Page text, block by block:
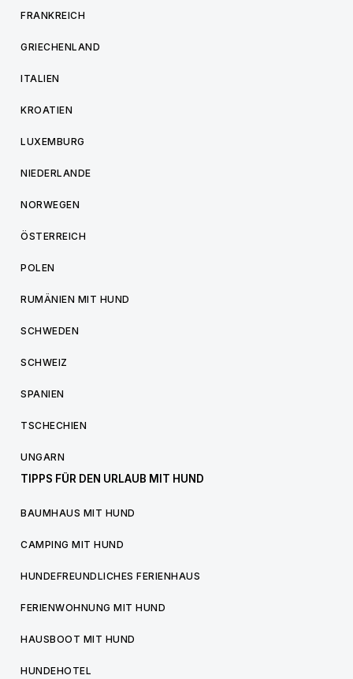
FRANKREICH
GRIECHENLAND
ITALIEN
KROATIEN
LUXEMBURG
NIEDERLANDE
NORWEGEN
ÖSTERREICH
POLEN
RUMÄNIEN MIT HUND
SCHWEDEN
SCHWEIZ
SPANIEN
TSCHECHIEN
UNGARN
TIPPS FÜR DEN URLAUB MIT HUND
BAUMHAUS MIT HUND
CAMPING MIT HUND
HUNDEFREUNDLICHES FERIENHAUS
FERIENWOHNUNG MIT HUND
HAUSBOOT MIT HUND
HUNDEHOTEL